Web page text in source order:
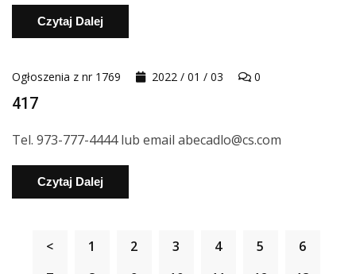
Czytaj Dalej
Ogłoszenia z nr 1769 2022 / 01 / 03 0
417
Tel. 973-777-4444 lub email abecadlo@cs.com
Czytaj Dalej
< 1 2 3 4 5
6